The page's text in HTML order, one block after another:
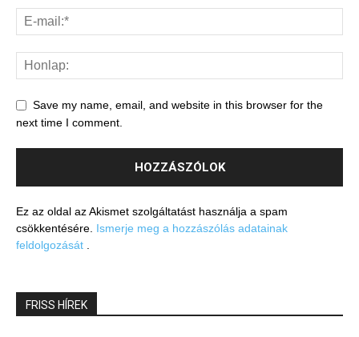
Save my name, email, and website in this browser for the
next time I comment.
Ez az oldal az Akismet szolgáltatást használja a spam
csökkentésére. Ismerje meg a hozzászólás adatainak
feldolgozását
FRISS HÍREK